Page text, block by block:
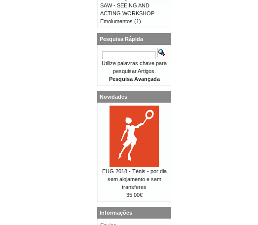
SAW - SEEING AND
ACTING WORKSHOP
Emolumentos (1)
Pesquisa Rápida
Utilize palavras chave para
pesquisar Artigos.
Pesquisa Avançada
Novidades
EUG 2018 - Ténis - por dia
sem alojamento e sem
transferes
35,00€
Informações